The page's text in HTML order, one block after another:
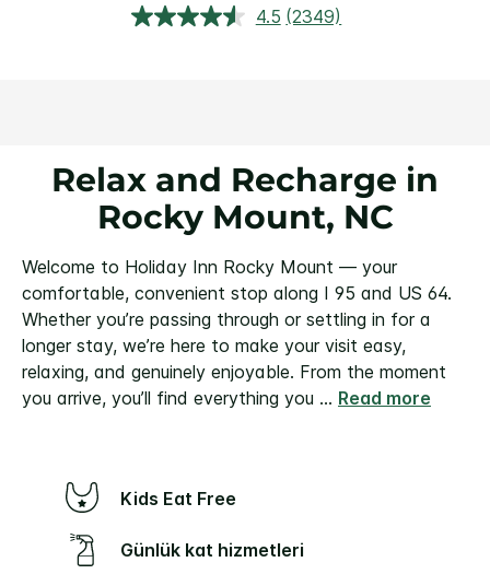
4.5 2349
(2349)
Relax and Recharge in
Rocky Mount, NC
Welcome to Holiday Inn Rocky Mount — your
comfortable, convenient stop along I 95 and US 64.
Whether you’re passing through or settling in for a
longer stay, we’re here to make your visit easy,
relaxing, and genuinely enjoyable. From the moment
you arrive, you’ll find everything you ... Read more
Kids Eat Free
Günlük kat hizmetleri